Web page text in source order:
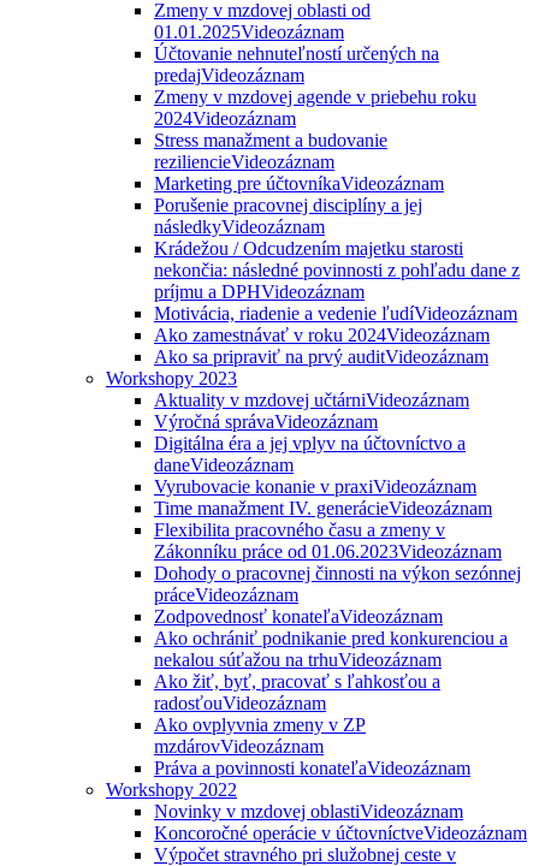
Zmeny v mzdovej oblasti od
01.01.2025Videozáznam
Účtovanie nehnuteľností určených na
predajVideozáznam
Zmeny v mzdovej agende v priebehu roku
2024Videozáznam
Stress manažment a budovanie
reziliencieVideozáznam
Marketing pre účtovníkaVideozáznam
Porušenie pracovnej disciplíny a jej
následkyVideozáznam
Krádežou / Odcudzením majetku starosti
nekončia: následné povinnosti z pohľadu dane z
príjmu a DPHVideozáznam
Motivácia, riadenie a vedenie ľudíVideozáznam
Ako zamestnávať v roku 2024Videozáznam
Ako sa pripraviť na prvý auditVideozáznam
Workshopy 2023
Aktuality v mzdovej učtárniVideozáznam
Výročná správaVideozáznam
Digitálna éra a jej vplyv na účtovníctvo a
daneVideozáznam
Vyrubovacie konanie v praxiVideozáznam
Time manažment IV. generácieVideozáznam
Flexibilita pracovného času a zmeny v
Zákonníku práce od 01.06.2023Videozáznam
Dohody o pracovnej činnosti na výkon sezónnej
práceVideozáznam
Zodpovednosť konateľaVideozáznam
Ako ochrániť podnikanie pred konkurenciou a
nekalou súťažou na trhuVideozáznam
Ako žiť, byť, pracovať s ľahkosťou a
radosťouVideozáznam
Ako ovplyvnia zmeny v ZP
mzdárovVideozáznam
Práva a povinnosti konateľaVideozáznam
Workshopy 2022
Novinky v mzdovej oblastiVideozáznam
Koncoročné operácie v účtovníctveVideozáznam
Výpočet stravného pri služobnej ceste v